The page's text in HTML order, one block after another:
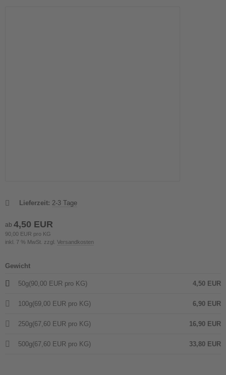
Lieferzeit: 2-3 Tage
ab 4,50 EUR
90,00 EUR pro KG
inkl. 7 % MwSt. zzgl. Versandkosten
Gewicht
50g(90,00 EUR pro KG) 4,50 EUR
100g(69,00 EUR pro KG) 6,90 EUR
250g(67,60 EUR pro KG) 16,90 EUR
500g(67,60 EUR pro KG) 33,80 EUR